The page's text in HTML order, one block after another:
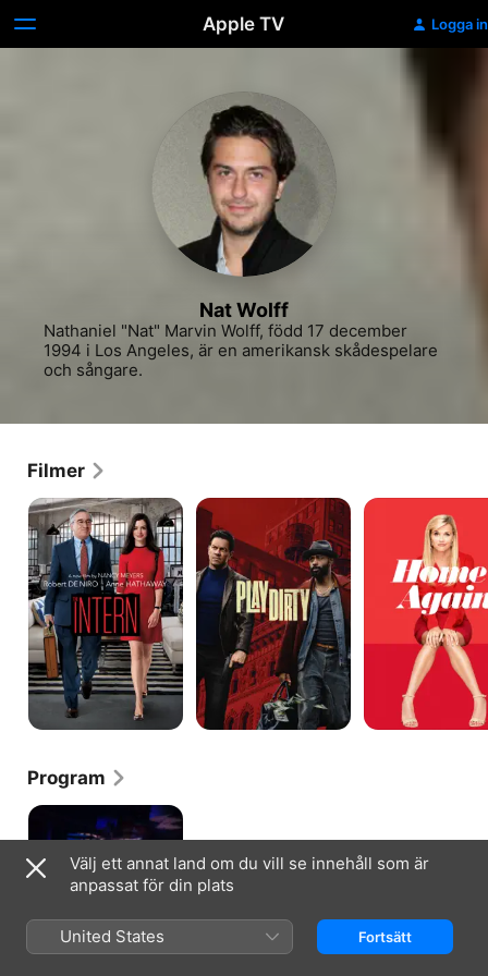
Apple TV Logga in
Nat Wolff
Nathaniel "Nat" Marvin Wolff, född 17 december
1994 i Los Angeles, är en amerikansk skådespelare
och sångare.
Filmer
The
Intern
Play
Dirty
Home
Program
The
Consultant
Välj ett annat land om du vill se innehåll som är
anpassat för din plats
United States Fortsätt